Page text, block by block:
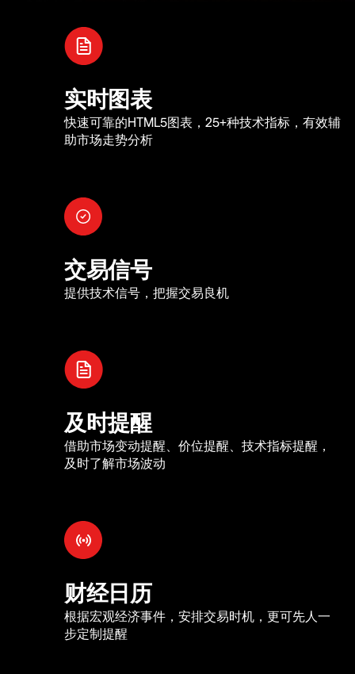
实时图表
快速可靠的HTML5图表，25+种技术指标，有效辅
助市场走势分析
交易信号
提供技术信号，把握交易良机
及时提醒
借助市场变动提醒、价位提醒、技术指标提醒，
及时了解市场波动
财经日历
根据宏观经济事件，安排交易时机，更可先人一
步定制提醒